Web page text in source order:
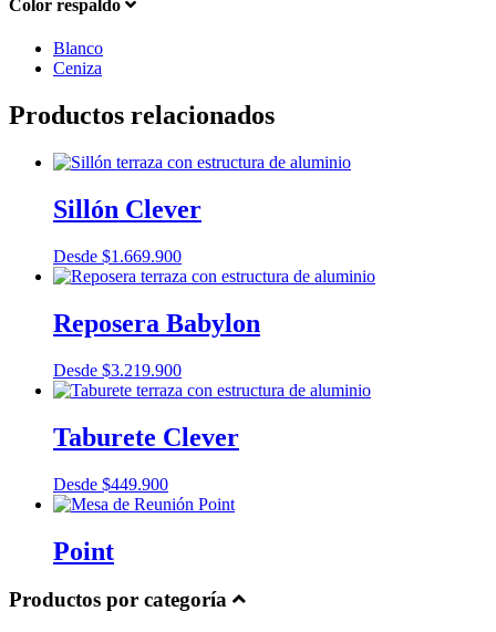
Color respaldo
Blanco
Ceniza
Productos relacionados
Sillón Clever
Desde $1.669.900
Reposera Babylon
Desde $3.219.900
Taburete Clever
Desde $449.900
Point
Productos por categoría